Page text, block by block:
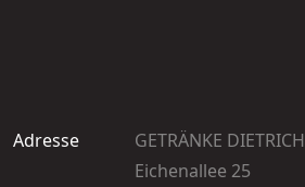
Adresse
GETRÄNKE DIETRICH
Eichenallee 25